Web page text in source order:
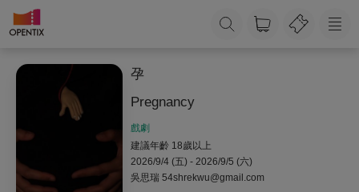
孕
Pregnancy
戲劇
建議年齡 18歲以上
2026/9/4 (五) - 2026/9/5 (六)
吳思瑞 54shrekwu@gmail.com